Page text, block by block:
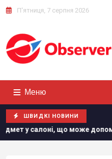
П'ятниця, 7 серпня 2026
Меню
ШВИДКІ НОВИНИ
"Нам самим